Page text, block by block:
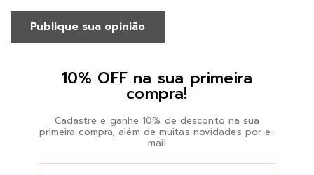
Publique sua opinião
10% OFF na sua primeira
compra!
Cadastre e ganhe 10% de desconto na sua
primeira compra, além de muitas novidades por e-
mail